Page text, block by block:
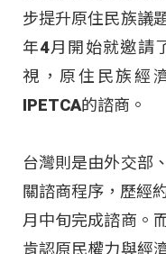
步提升原住民族議
年4月開始就邀請
視，原住民族經
IPETCA的諮商。
台灣則是由外交部
關諮商程序，歷經
月中旬完成諮商。
肯認原民權力與經